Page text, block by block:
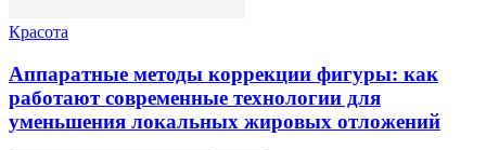
Красота
Аппаратные методы коррекции фигуры: как
работают современные технологии для
уменьшения локальных жировых отложений